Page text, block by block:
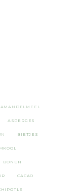
AMANDELMEEL
ASPERGES
BIETJES
BONEN
CACAO